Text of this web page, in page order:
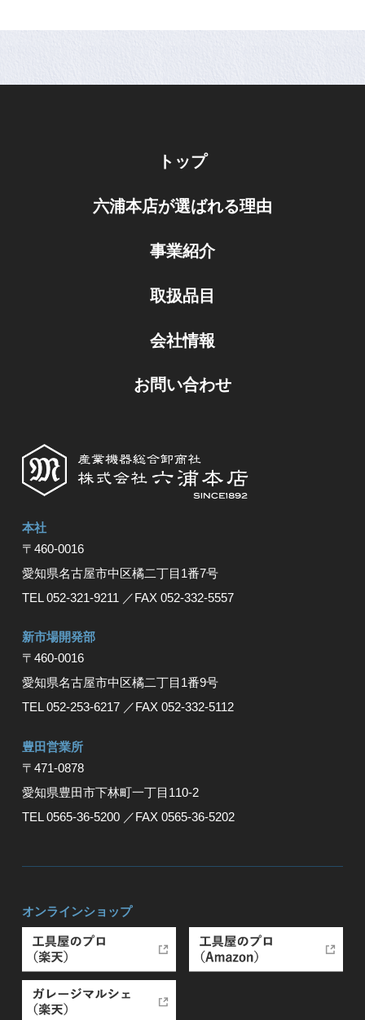
トップ
六浦本店が選ばれる理由
事業紹介
取扱品目
会社情報
お問い合わせ
本社
〒460-0016
愛知県名古屋市中区橘⼆丁⽬1番7号
TEL 052-321-9211 ／FAX 052-332-5557
新市場開発部
〒460-0016
愛知県名古屋市中区橘二丁目1番9号
TEL 052-253-6217 ／FAX 052-332-5112
豊⽥営業所
〒471-0878
愛知県豊⽥市下林町⼀丁⽬110-2
TEL 0565-36-5200 ／FAX 0565-36-5202
オンラインショップ